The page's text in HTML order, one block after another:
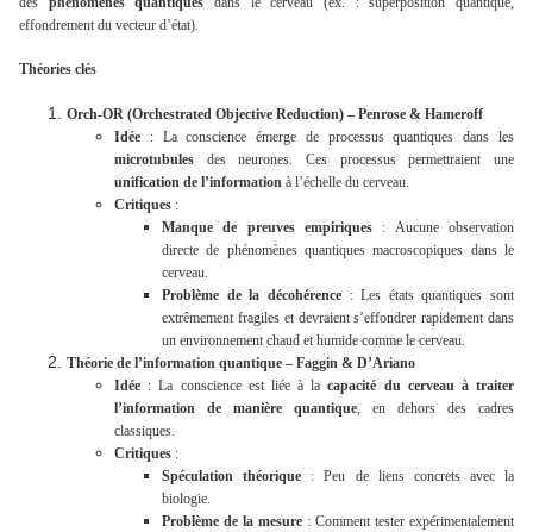
effondrement du vecteur d’état).
Théories clés
Orch-OR (Orchestrated Objective Reduction) – Penrose & Hameroff
Idée : La conscience émerge de processus quantiques dans les
microtubules des neurones. Ces processus permettraient une
unification de l’information à l’échelle du cerveau.
Critiques :
Manque de preuves empiriques : Aucune observation
directe de phénomènes quantiques macroscopiques dans le
cerveau.
Problème de la décohérence: Les états quantiques sont
extrêmement fragiles et devraient s’effondrer rapidement dans
un environnement chaud et humide comme le cerveau.
Théorie de l’information quantique – Faggin & D’Ariano
Idée : La conscience est liée à lacapacité du cerveau à traiter
l’information de manière quantique, en dehors des cadres
classiques.
Critiques :
Spéculation théorique : Peu de liens concrets avec la
biologie.
Problème de la mesure : Comment tester expérimentalement